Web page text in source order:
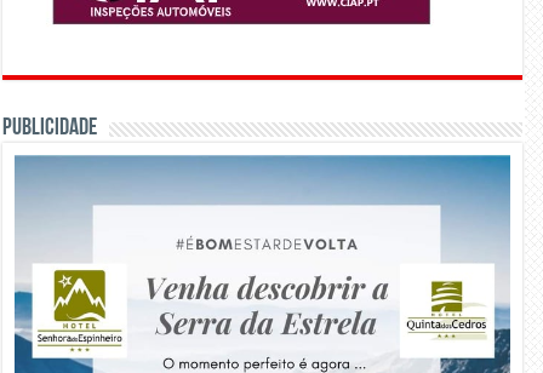
PUBLICIDADE